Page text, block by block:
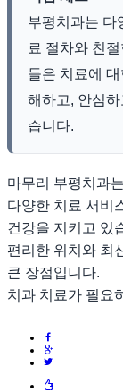
부평치과는 다
료 절차와 친
들은 치료에
해하고, 안심
습니다.
마무리 부평치과
다양한 치료 서비
건강을 지키고 있
편리한 위치와 최
큰 장점입니다.
치과 치료가 필요